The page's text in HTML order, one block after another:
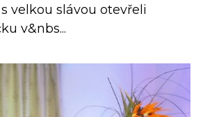
velkou slávou otevřeli
v&nbs...